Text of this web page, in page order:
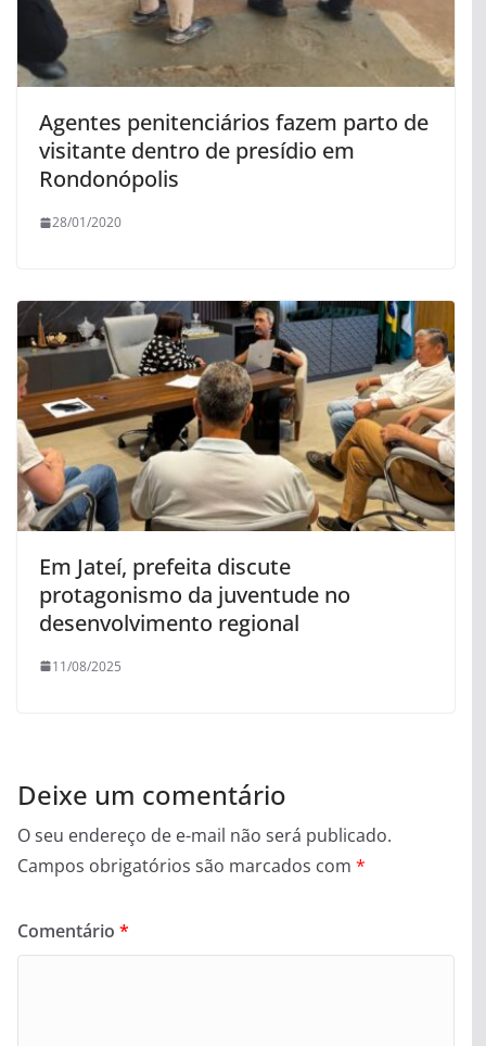
Agentes penitenciários fazem parto de
visitante dentro de presídio em
Rondonópolis
28/01/2020
Em Jateí, prefeita discute
protagonismo da juventude no
desenvolvimento regional
11/08/2025
Deixe um comentário
O seu endereço de e-mail não será publicado.
Campos obrigatórios são marcados com *
Comentário *